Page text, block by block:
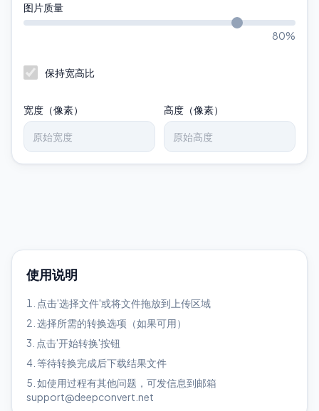
图片质量
80%
保持宽高比
宽度（像素） 高度（像素）
使用说明
点击'选择文件'或将文件拖放到上传区域
选择所需的转换选项（如果可用）
点击'开始转换'按钮
等待转换完成后下载结果文件
如使用过程有其他问题，可发信息到邮箱
support@deepconvert.net